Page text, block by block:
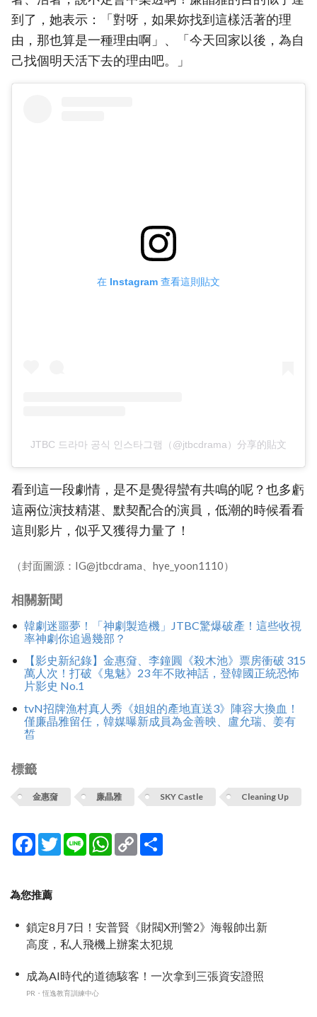
到了，她表示：「對呀，如果妳找到這樣活著的理
由，那也算是一種理由啊」、「今天回家以後，為自
己找個明天活下去的理由吧。」
在 Instagram 查看這則貼文
JTBC 드라마 공식 인스타그램（@jtbcdrama）分享的貼文
看到這一段劇情，是不是覺得蠻有共鳴的呢？也多虧
這兩位演技精湛、默契配合的演員，低潮的時候看看
這則影片，似乎又獲得力量了！
（封面圖源：IG@jtbcdrama、hye_yoon1110）
相關新聞
韓劇迷噩夢！「神劇製造機」JTBC驚爆破產！這些收視
率神劇你追過幾部？
【影史新紀錄】金惠奫、李鐘圓《殺木池》票房衝破 315
萬人次！打破《鬼魅》23 年不敗神話，登韓國正統恐怖
片影史 No.1
tvN招牌漁村真人秀《姐姐的產地直送3》陣容大換血！
僅廉晶雅留任，韓媒曝新成員為金善映、盧允瑞、姜有
皙
標籤
金惠奫 廉晶雅 SKY Castle Cleaning Up
Facebook
TwitterLine WhatsApp
Copy
Link
為您推薦
鎖定8月7日！安普賢《財閥X刑警2》海報帥出新
高度，私人飛機上辦案太犯規
成為AI時代的道德駭客！一次拿到三張資安證照
PR・恆逸教育訓練中心